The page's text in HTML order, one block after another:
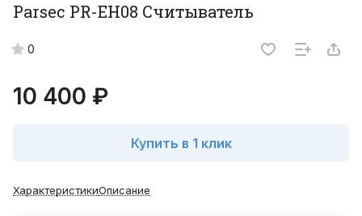
Parsec PR-EH08 Считыватель
0
10 400 ₽
Купить в 1 клик
ХарактеристикиОписание